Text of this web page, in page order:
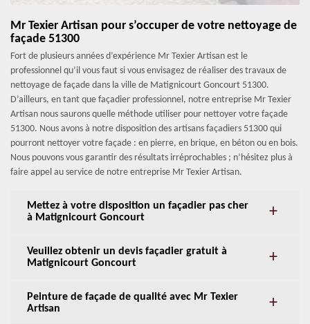
Mr Texier Artisan pour s’occuper de votre nettoyage de
façade 51300
Fort de plusieurs années d’expérience Mr Texier Artisan est le
professionnel qu’il vous faut si vous envisagez de réaliser des travaux de
nettoyage de façade dans la ville de Matignicourt Goncourt 51300.
D’ailleurs, en tant que façadier professionnel, notre entreprise Mr Texier
Artisan nous saurons quelle méthode utiliser pour nettoyer votre façade
51300. Nous avons à notre disposition des artisans façadiers 51300 qui
pourront nettoyer votre façade : en pierre, en brique, en béton ou en bois.
Nous pouvons vous garantir des résultats irréprochables ; n’hésitez plus à
faire appel au service de notre entreprise Mr Texier Artisan.
Mettez à votre disposition un façadier pas cher
à Matignicourt Goncourt
Veuillez obtenir un devis façadier gratuit à
Matignicourt Goncourt
Peinture de façade de qualité avec Mr Texier
Artisan